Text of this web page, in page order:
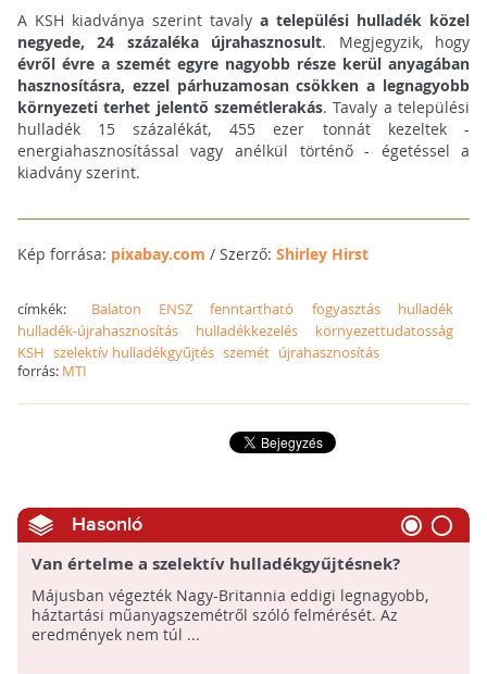
A KSH kiadványa szerint tavalya települési hulladék közel
negyede, 24 százaléka újrahasznosult. Megjegyzik, hogy
évről évre a szemét egyre nagyobb része kerül anyagában
hasznosításra, ezzel párhuzamosan csökken a legnagyobb
környezeti terhet jelentő szemétlerakás. Tavaly a települési
hulladék 15 százalékát, 455 ezer tonnát kezeltek -
energiahasznosítással vagy anélkül történő - égetéssel a
kiadvány szerint.
Kép forrása: pixabay.com / Szerző: Shirley Hirst
címkék: Balaton ENSZ fenntartható fogyasztás
hulladék
hulladék-újrahasznosítás
hulladékkezelés
környezettudatosság
KSH szelektív hulladékgyűjtés szemét újrahasznosítás
forrás: MTI
Hasonló
Van értelme a szelektív hulladékgyűjtésnek?
Májusban végezték Nagy-Britannia eddigi legnagyobb,
háztartási műanyagszemétről szóló felmérését. Az
eredmények nem túl ...